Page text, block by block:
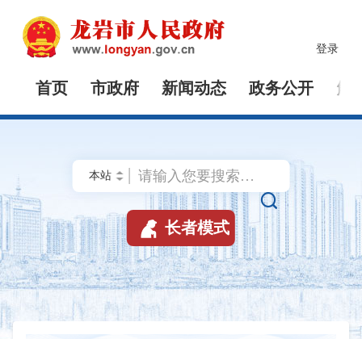
登录
首页 市政府 新闻动态 政务公开 解

 长者模式